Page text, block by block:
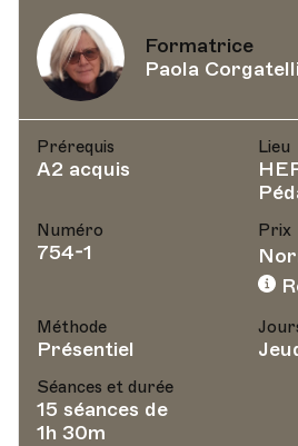
Formatrice
Paola Corgatelli
Prérequis
A2 acquis
Lieu
Numéro
754-1
Prix
Méthode
Présentiel
Séances et durée
15 séances de
1h 30m